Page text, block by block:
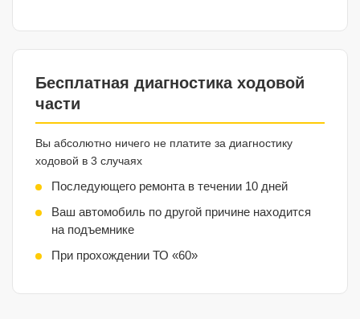
Бесплатная диагностика ходовой
части
Вы абсолютно ничего не платите за диагностику
ходовой в 3 случаях
Последующего ремонта в течении 10 дней
Ваш автомобиль по другой причине находится
на подъемнике
При прохождении ТО «60»